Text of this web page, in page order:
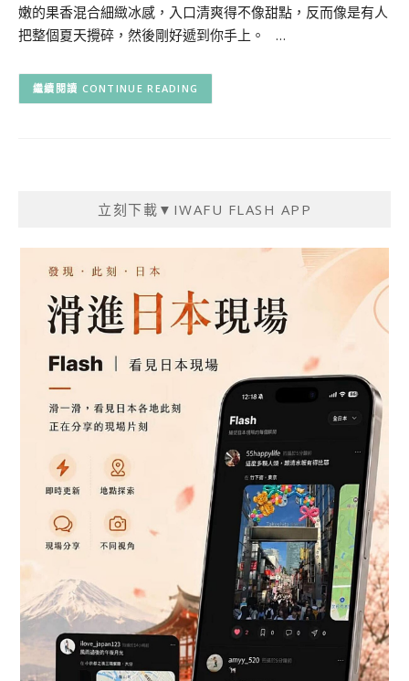
嫩的果香混合細緻冰感，入口清爽得不像甜點，反而像是有人
把整個夏天攪碎，然後剛好遞到你手上。 …
CONTINUE READING
立刻下載▼IWAFU FLASH APP